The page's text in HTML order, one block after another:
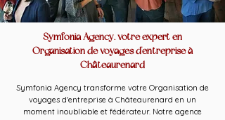
Symfonia Agency, votre expert en
Organisation de voyages d'entreprise à
Châteaurenard
Symfonia Agency transforme votre Organisation de
voyages d'entreprise à Châteaurenard en un
moment inoubliable et fédérateur. Notre agence